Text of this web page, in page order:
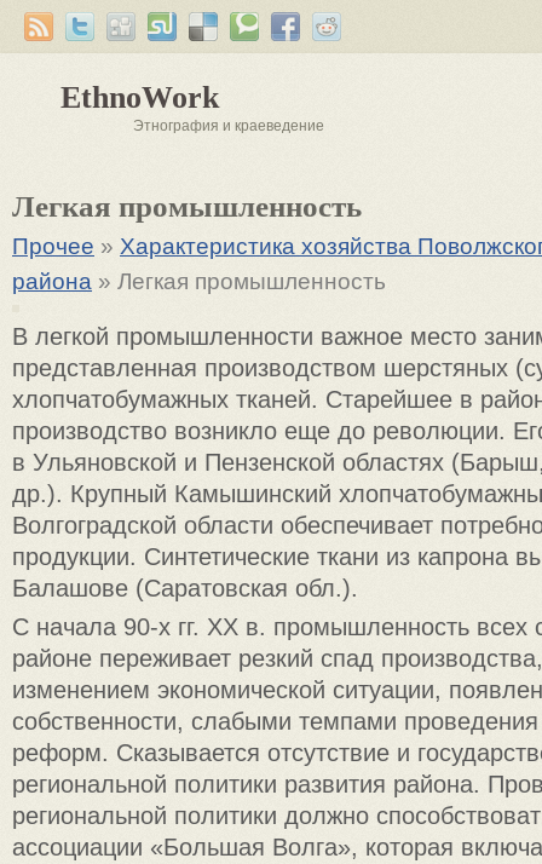
EthnoWork
Этнография и краеведение
Легкая промышленность
Прочее » Характеристика хозяйства
района » Легкая промышленность
В легкой промышленности важное место
представленная производством шерстяных
хлопчатобумажных тканей. Старейшее в
производство возникло еще до революции.
в Ульяновской и Пензенской областях
др.). Крупный Камышинский
Волгоградской области обеспечивает
продукции. Синтетические ткани из капрона
Балашове (Саратовская обл.).
С начала 90-х гг. XX в. промышленность всех
районе переживает резкий спад
изменением экономической ситуации,
собственности, слабыми темпами проведения
реформ. Сказывается отсутствие и
региональной политики развития района.
региональной политики должно
ассоциации «Большая Волга», которая